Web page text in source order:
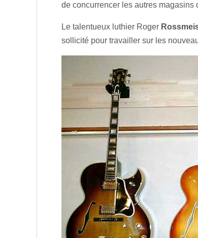
de concurrencer les autres magasins
Le talentueux luthier Roger
sollicité pour travailler sur les